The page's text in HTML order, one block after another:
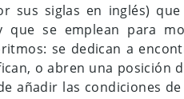
sus siglas en inglés)
que se emplean para
se dedican a
o abren una posición
añadir las condiciones